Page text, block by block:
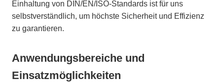
Einhaltung von DIN/EN/ISO-Standards ist für uns
selbstverständlich, um höchste Sicherheit und Effizienz
zu garantieren.
Anwendungsbereiche und
Einsatzmöglichkeiten